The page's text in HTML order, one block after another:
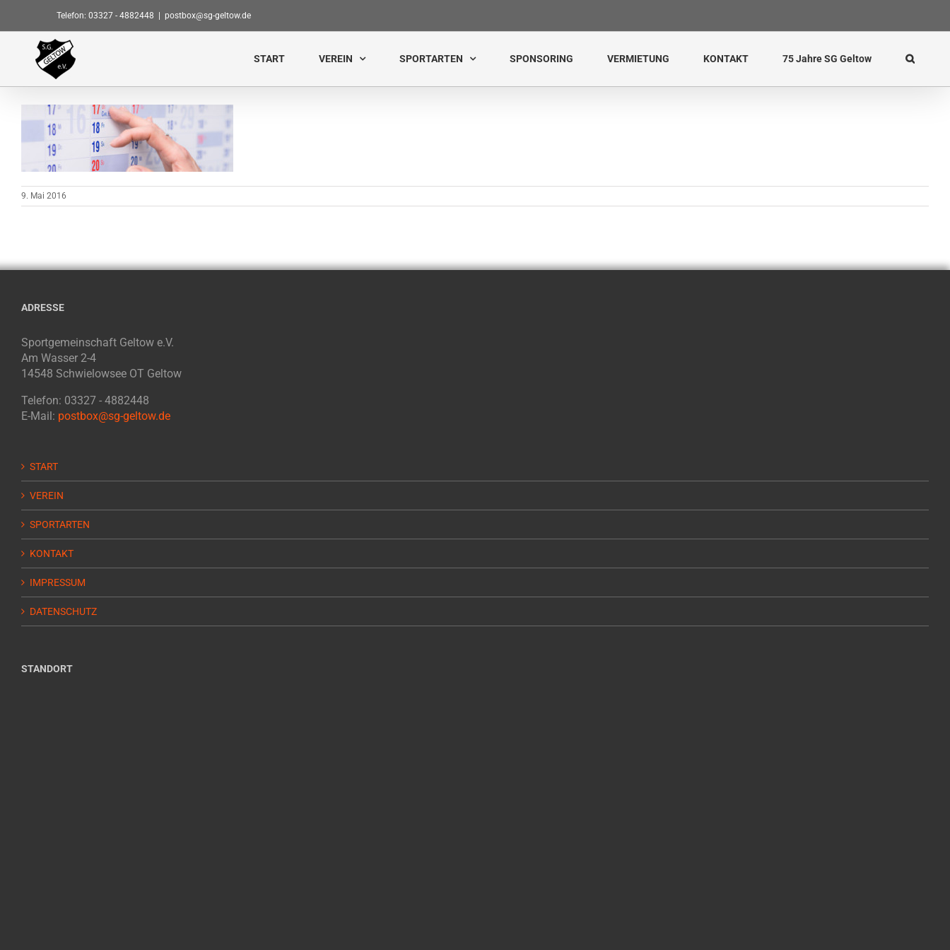
springen
Telefon: 03327 - 4882448 postbox@sg-geltow.de
START VEREIN SPORTARTEN SPONSORING VERMIETUNG KONTAKT 75 Jahre SG Geltow
9. Mai 2016
ADRESSE
Sportgemeinschaft Geltow e.V.
Am Wasser 2-4
14548 Schwielowsee OT Geltow
Telefon: 03327 - 4882448
E-Mail: postbox@sg-geltow.de
START
VEREIN
SPORTARTEN
KONTAKT
IMPRESSUM
DATENSCHUTZ
STANDORT